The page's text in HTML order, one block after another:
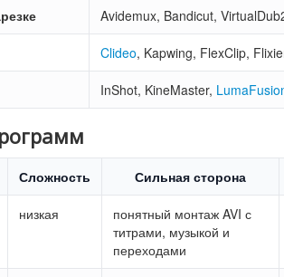
Avidemux, Bandicut,
Clideo, Kapwing, FlexClip,
InShot, KineMaster,
Сложность Сильная сторона
низкая
понятный монтаж AVI с
титрами, музыкой и
переходами